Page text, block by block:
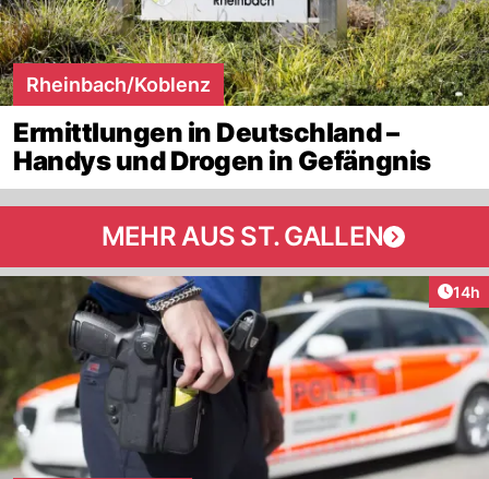
Rheinbach/Koblenz
Ermittlungen in Deutschland –
Handys und Drogen in Gefängnis
MEHR AUS ST. GALLEN
14h